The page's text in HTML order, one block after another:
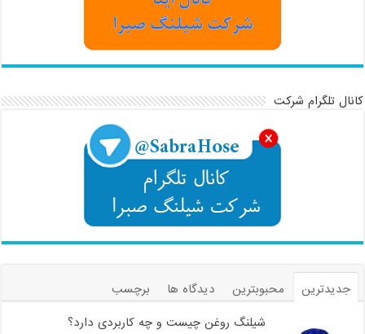
کانال تلگرام شرکت
جدیدترین محبوبترین دیدگاه ها
برچسب
شیلنگ روغن چیست و چه کاربردی دارد؟